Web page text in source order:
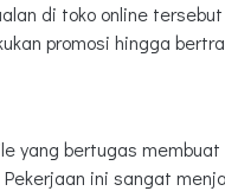
di toko online
promosi hingga
yang bertugas
ini sangat